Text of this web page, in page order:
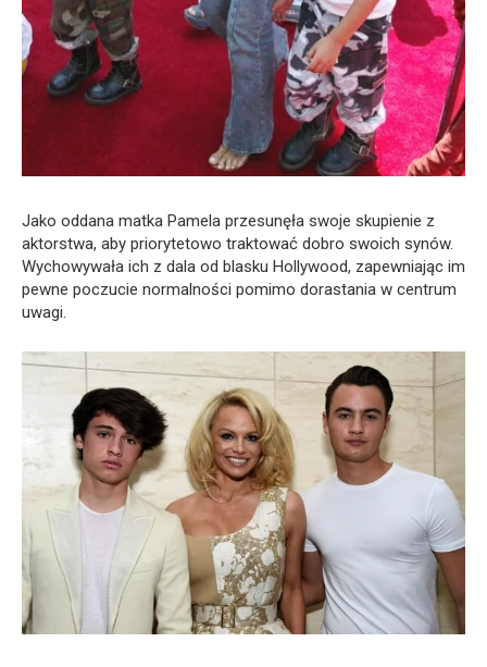
Jako oddana matka Pamela przesunęła swoje skupienie z
aktorstwa, aby priorytetowo traktować dobro swoich synów.
Wychowywała ich z dala od blasku Hollywood, zapewniając im
pewne poczucie normalności pomimo dorastania w centrum
uwagi.